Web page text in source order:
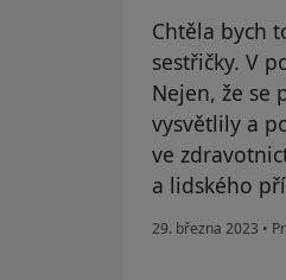
Chtěla bych
sestřičky. V
Nejen, že se
vysvětlily a
ve
a lidského
29. března 2023 •